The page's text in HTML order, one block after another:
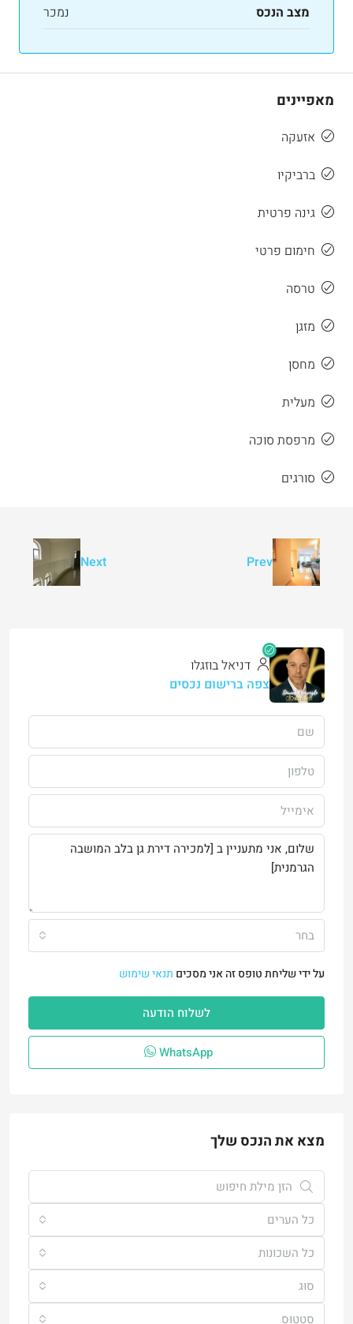
מצב הנכס
נמכר
מאפיינים
אזעקה
ברביקיו
גינה פרטית
חימום פרטי
טרסה
מזגן
מחסן
מעלית
מרפסת סוכה
סורגים
Prev
Next
דניאל בוזגלו
צפה ברישום נכסים
בחר
על ידי שליחת טופס זה אני מסכים תנאי שימוש
לשלוח הודעה
WhatsApp
מצא את הנכס שלך
כל הערים
כל השכונות
סוּג
סטָטוּס